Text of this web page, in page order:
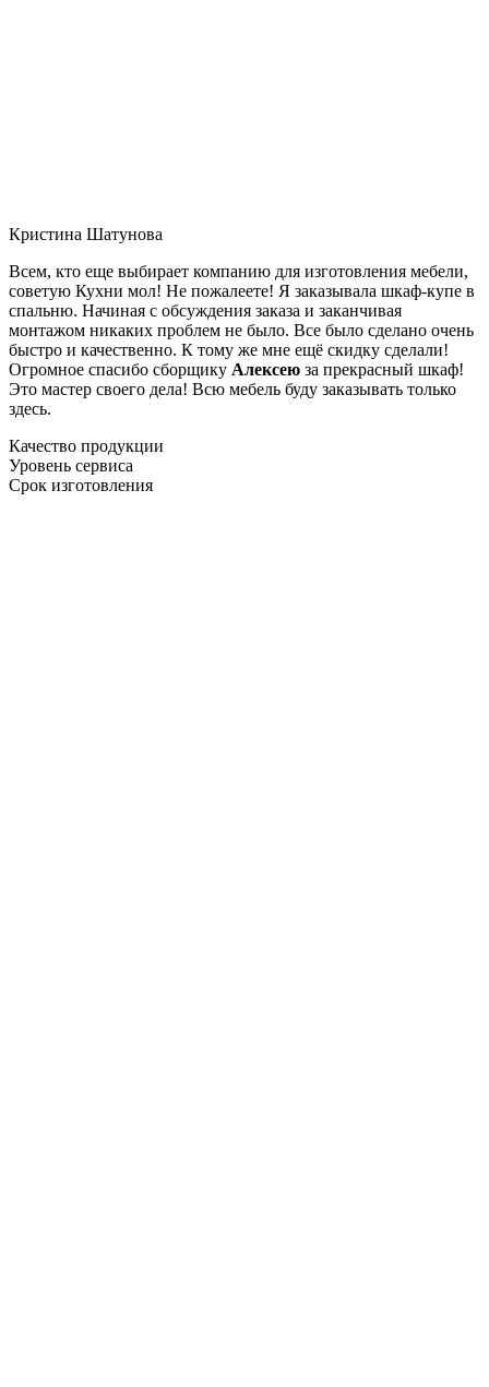
Кристина Шатунова
Всем, кто еще выбирает компанию для изготовления мебели,
советую Кухни мол! Не пожалеете! Я заказывала шкаф-купе в
спальню. Начиная с обсуждения заказа и заканчивая
монтажом никаких проблем не было. Все было сделано очень
быстро и качественно. К тому же мне ещё скидку сделали!
Огромное спасибо сборщику Алексею за прекрасный шкаф!
Это мастер своего дела! Всю мебель буду заказывать только
здесь.
Качество продукции
Уровень сервиса
Срок изготовления